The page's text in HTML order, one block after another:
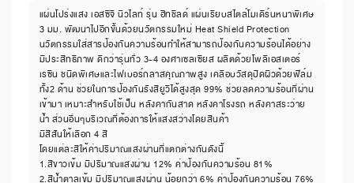
แผ่นโปร่งแสง เอสซีจี นิวไลท์ รุ่น ฮีทชิลด์ แผ่นเรียบสไตล์โมเดิร์นหนาพิเศษ
3 มม. พัฒนาไปอีกขั้นด้วยนวัตกรรมใหม่ Heat Shield Protection
นวัตกรรมใส่สารป้องกันความร้อนทำให้สามารถป้องกันความร้อนได้อย่าง
มีประสิทธิภาพ ดีกว่ารุ่นทั่ว 3-4 องศาเซลเซียส ผลิตด้วยโพลีเอสเตอร์
เรซิน ชนิดพิเศษและไฟเบอร์กลาสคุณภาพสูง เคลือบวัสดุปิดผิวด้วยฟิล์ม
ทั้ง2 ด้าน ช่วยในการป้องกันรังสียูวีได้สูงสุด 99% ช่วยลดความร้อนที่ผ่าน
เข้ามา เหมาะสำหรับใช้เป็น หลังคากันสาด หลังคาโรงรถ หลังคาสระว่าย
น้ำ ส่วนอื่นๆบริเวณที่ต้องการให้แสงสว่างโดยสินค้า
มีสีสันให้เลือก 4 สี
โดยแต่ละสีให้ค่าปริมาณแสงผ่านที่แตกต่างกันดังนี้
1.สีขาวเข้ม มีปริมาณแสงผ่าน 12% ค่าป้องกันความร้อน 81%
2.สีน้ำตาลเข้ม มีปริมาณแสงผ่าน น้อยกว่า 6% ค่าป้องกันความร้อน 76%